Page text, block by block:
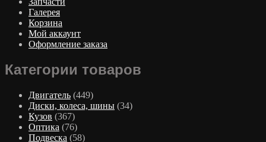
Галерея
Корзина
Мой аккаунт
Оформление заказа
Категории товаров
Двигатель (449)
Диски, колеса, шины (34)
Кузов (367)
Оптика (76)
Подвеска (58)